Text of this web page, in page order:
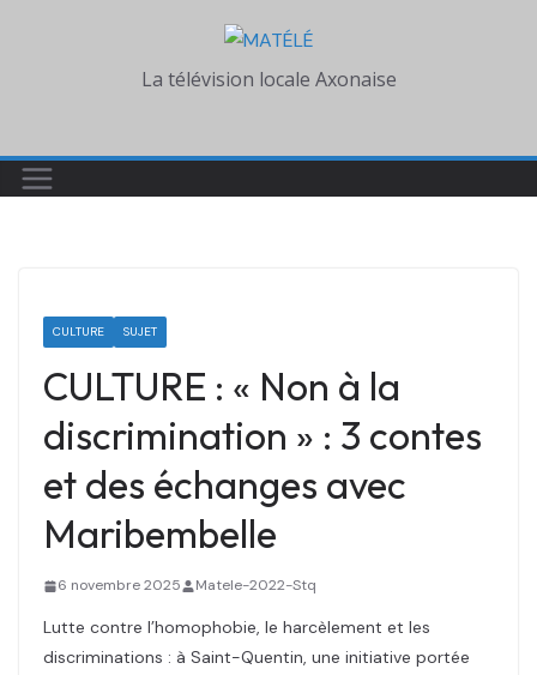
La télévision locale Axonaise
CULTURE SUJET
CULTURE : « Non à la
discrimination » : 3 contes
et des échanges avec
Maribembelle
6 novembre 2025 Matele-2022-Stq
Lutte contre l’homophobie, le harcèlement et les
discriminations : à Saint-Quentin, une initiative portée